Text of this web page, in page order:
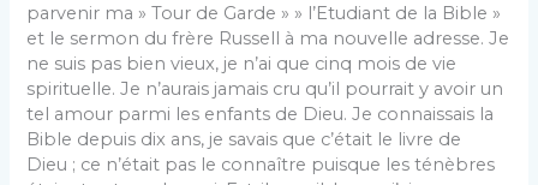
parvenir ma » Tour de Garde » » l’Etudiant de la Bible »
et le sermon du frère Russell à ma nouvelle adresse. Je
ne suis pas bien vieux, je n’ai que cinq mois de vie
spirituelle. Je n’aurais jamais cru qu’il pourrait y avoir un
tel amour parmi les enfants de Dieu. Je connaissais la
Bible depuis dix ans, je savais que c’était le livre de
Dieu ; ce n’était pas le connaître puisque les ténèbres